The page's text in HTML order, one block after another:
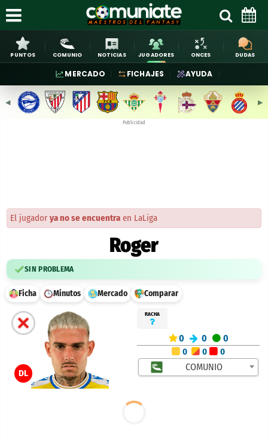
PUNTOS COMUNIO NOTICIAS JUGADORES ONCES DUDAS
MERCADO FICHAJES AYUDA
◀︎ ▶︎
Publicidad
El jugador ya no se encuentra en LaLiga
Roger
SIN PROBLEMA
Ficha Minutos Mercado Comparar
DL
RACHA
0 0 0
0 0 0
COMUNIO